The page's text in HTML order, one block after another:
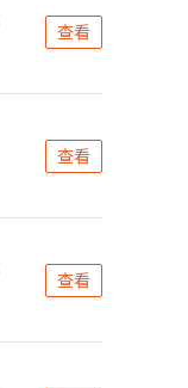
查看
查看
查看